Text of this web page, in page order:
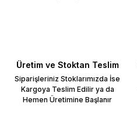
Üretim ve Stoktan Teslim
Siparişleriniz Stoklarımızda İse
Kargoya Teslim Edilir ya da
Hemen Üretimine Başlanır